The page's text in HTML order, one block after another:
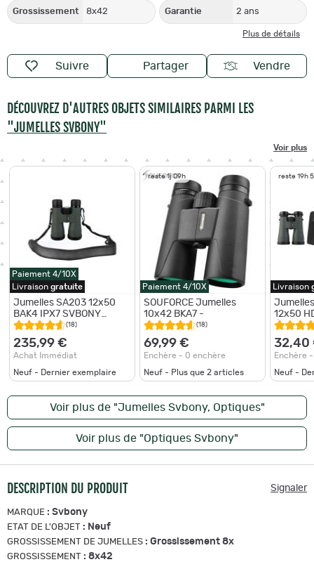
Grossissement 8x42 Garantie 2 ans
Plus de détails
Suivre Partager Vendre
DÉCOUVREZ D'AUTRES OBJETS SIMILAIRES PARMI LES
"JUMELLES SVBONY"
Voir plus
Paiement 4/10X
Livraison gratuite
Jumelles SA203 12x50
BAK4 IPX7 SVBONY
Professionnelles
Étanches Observation
Oiseaux Étoiles
(18)
235,99 €
Achat Immédiat
Neuf - Dernier exemplaire
reste 1j 09h
Paiement 4/10X
SOUFORCE Jumelles
10x42 BKA7 -
(18)
69,99 €
Enchère - 0 enchère
Neuf - Plus que 2 articles
reste 19h
Livraison
12x50
Étanche
32,40
Enchère
Neuf -
Voir plus de "Jumelles Svbony, Optiques"
Voir plus de "Optiques Svbony"
DESCRIPTION DU PRODUIT Signaler
MARQUE : Svbony
ETAT DE L'OBJET : Neuf
GROSSISSEMENT DE JUMELLES : Grossissement 8x
GROSSISSEMENT : 8x42